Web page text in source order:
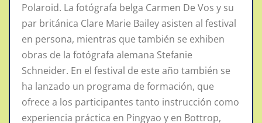
Polaroid. La fotógrafa belga Carmen De Vos y su
par británica Clare Marie Bailey asisten al festival
en persona, mientras que también se exhiben
obras de la fotógrafa alemana Stefanie
Schneider. En el festival de este año también se
ha lanzado un programa de formación, que
ofrece a los participantes tanto instrucción como
experiencia práctica en Pingyao y en Bottrop,